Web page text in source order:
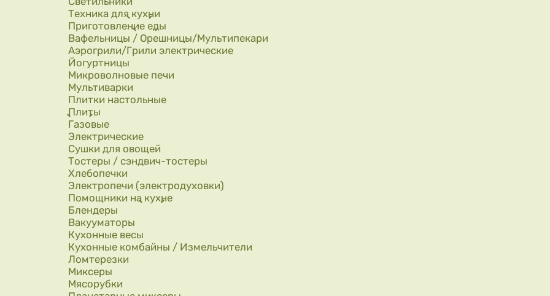
Техника для кухни
Приготовление еды
Вафельницы / Орешницы/Мультипекари
Аэрогрили/Грили электрические
Йогуртницы
Микроволновые печи
Мультиварки
Плитки настольные
Плиты
Газовые
Электрические
Сушки для овощей
Тостеры / сэндвич-тостеры
Хлебопечки
Электропечи (электродуховки)
Помощники на кухне
Блендеры
Вакууматоры
Кухонные весы
Кухонные комбайны / Измельчители
Ломтерезки
Миксеры
Мясорубки